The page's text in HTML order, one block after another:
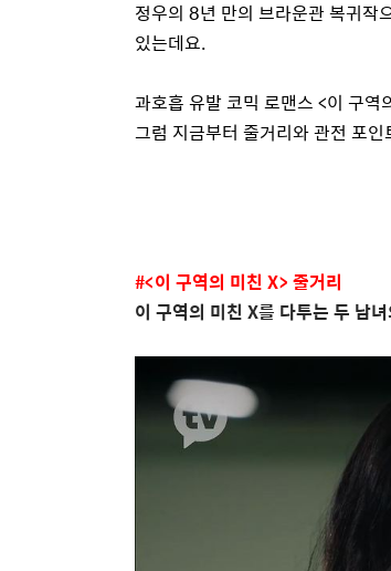
정우의 8년 만의 브라운관 복귀작
있는데요.
과호흡 유발 코믹 로맨스 <이 구역
그럼 지금부터 줄거리와 관전 포
#<이 구역의 미친 X> 줄거리
이 구역의 미친 X를 다투는 두 남